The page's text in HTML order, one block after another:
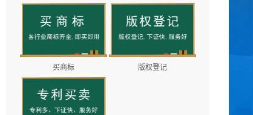
买商标 版权登记